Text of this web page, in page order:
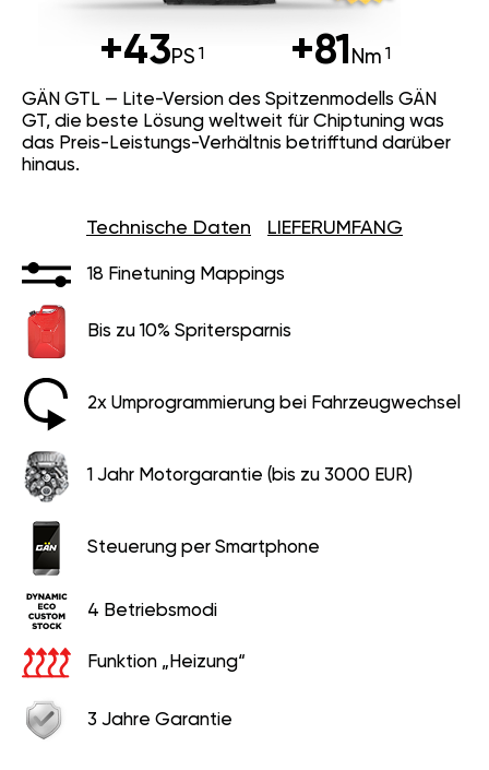
+43PS +81 Nm
GÄN GTL — Lite-Version des Spitzenmodells GÄN
GT, die beste Lösung weltweit für Chiptuning was
das Preis-Leistungs-Verhältnis betrifftund darüber
hinaus.
Technische Daten LIEFERUMFANG
18 Finetuning Mappings
Bis zu 10% Spritersparnis
2x Umprogrammierung bei Fahrzeugwechsel
1 Jahr Motorgarantie (bis zu 3000 EUR)
Steuerung per Smartphone
4 Betriebsmodi
Funktion „Heizung“
3 Jahre Garantie